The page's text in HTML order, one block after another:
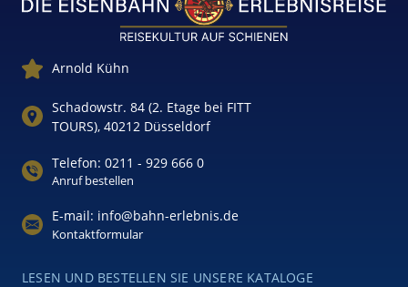
Arnold Kühn
Schadowstr. 84 (2. Etage bei FITT
TOURS), 40212 Düsseldorf
Telefon: 0211 - 929 666 0
Anruf bestellen
E-mail: info@bahn-erlebnis.de
Kontaktformular
LESEN UND BESTELLEN SIE UNSERE KATALOGE